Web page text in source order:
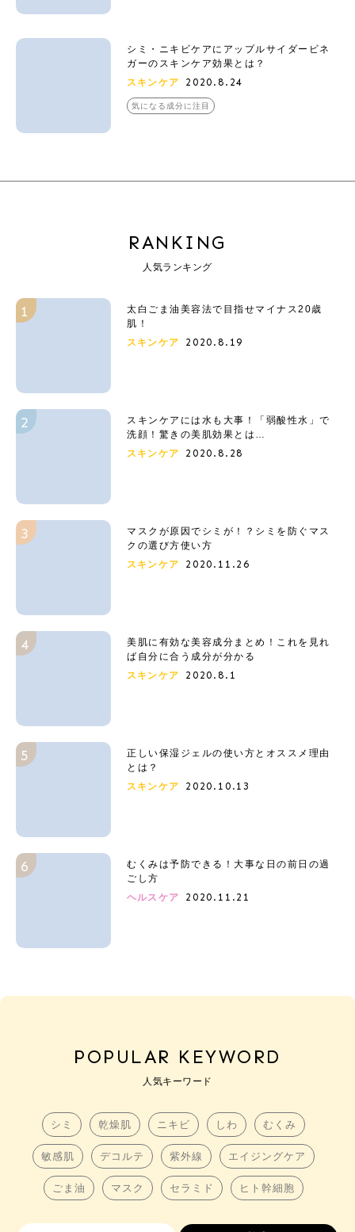
シミ・ニキビケアにアップルサイダービネ
ガーのスキンケア効果とは？
スキンケア
2020.8.24
気になる成分に注目
RANKING
人気ランキング
太白ごま油美容法で目指せマイナス20歳
肌！
スキンケア
2020.8.19
スキンケアには水も大事！「弱酸性水」で
洗顔！驚きの美肌効果とは…
スキンケア
2020.8.28
マスクが原因でシミが！？シミを防ぐマス
クの選び方使い方
スキンケア
2020.11.26
美肌に有効な美容成分まとめ！これを見れ
ば自分に合う成分が分かる
スキンケア
2020.8.1
正しい保湿ジェルの使い方とオススメ理由
とは？
スキンケア
2020.10.13
むくみは予防できる！大事な日の前日の過
ごし方
ヘルスケア
2020.11.21
POPULAR KEYWORD
人気キーワード
シミ 乾燥肌 ニキビ しわ むくみ
敏感肌 デコルテ 紫外線 エイジングケア
ごま油 マスク セラミド ヒト幹細胞